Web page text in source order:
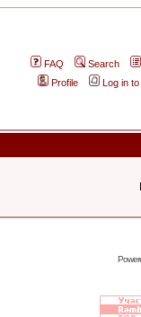
FAQ
Search
Profile
Log in